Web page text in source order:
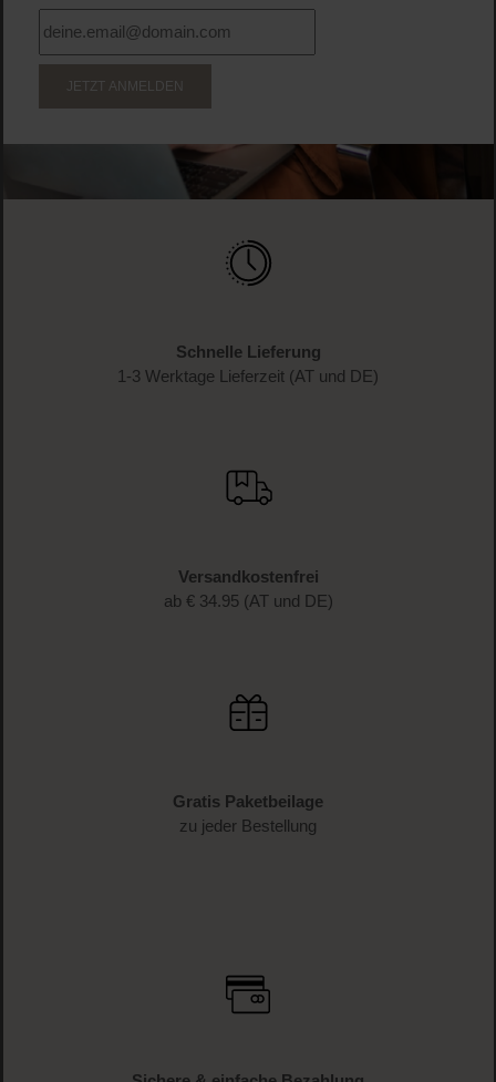
JETZT ANMELDEN
Schnelle Lieferung
1-3 Werktage Lieferzeit (AT und DE)
Versandkostenfrei
ab € 34.95 (AT und DE)
Gratis Paketbeilage
zu jeder Bestellung